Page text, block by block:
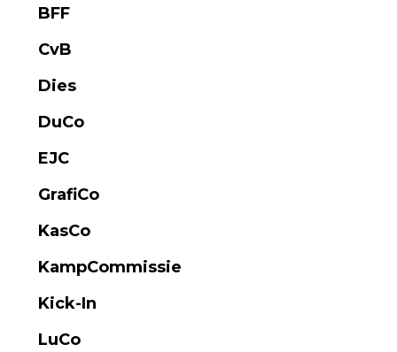
BFF
CvB
Dies
DuCo
EJC
GrafiCo
KasCo
KampCommissie
Kick-In
LuCo